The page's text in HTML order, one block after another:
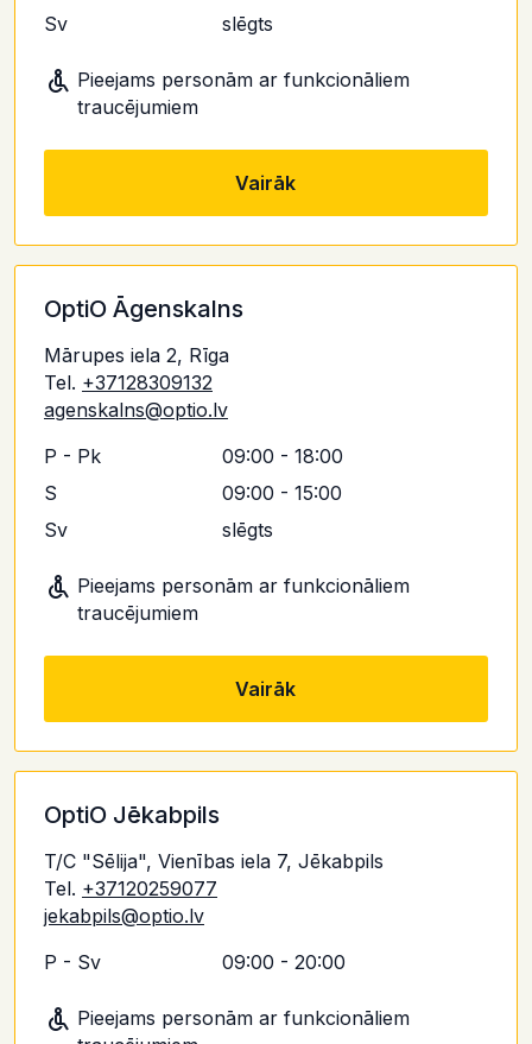
Sv
slēgts
Pieejams personām ar funkcionāliem
traucējumiem
Vairāk
OptiO Āgenskalns
Mārupes iela 2, Rīga
Tel. +37128309132
agenskalns@optio.lv
P - Pk
09:00 - 18:00
S
09:00 - 15:00
Sv
slēgts
Pieejams personām ar funkcionāliem
traucējumiem
Vairāk
OptiO Jēkabpils
T/C "Sēlija", Vienības iela 7, Jēkabpils
Tel. +37120259077
jekabpils@optio.lv
P - Sv
09:00 - 20:00
Pieejams personām ar funkcionāliem